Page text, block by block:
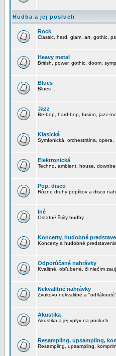
Hudba a jej posluch
Rock
Classic, hard, glam, art, gothic,
Heavy metal
British, power, gothic, doom,
Blues
Blues ...
Jazz
Be-bop, hard-bop, fusion, jazz-
Klasická
Symfonická, orchestrálna, opera,
Elektronická
Techno, ambient, house,
Pop, disco
Rôzne druhy popíkov a disco
Iné
Ostatné štýly hudby ...
Koncerty, hudobné
Koncerty a hudobné
Odporúčané nahrávky
Kvalitné, obľúbené, či niečím
Nekvalitné nahrávky
Zvukovo nekvalitné a
Akustika
Akustika a jej vplyv na posluch.
Resampling, upsampling,
Resampling, upsampling,